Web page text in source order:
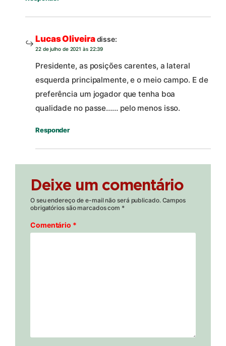
Lucas Oliveiradisse:
22 de julho de 2021 às 22:39
Presidente, as posições carentes, a lateral
esquerda principalmente, e o meio campo. E de
preferência um jogador que tenha boa
qualidade no passe…… pelo menos isso.
Responder
Deixe um comentário
O seu endereço de e-mail não será publicado. Campos
obrigatórios são marcados com *
Comentário *